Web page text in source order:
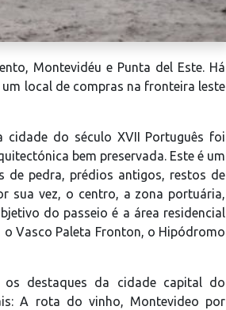
Montevidéu e Punta del Este. Há
local de compras na fronteira leste
cidade do século XVII Português foi
bem preservada. Este é um
de pedra, prédios antigos, restos de
sua vez, o centro, a zona portuária,
do passeio é a área residencial
o Vasco Paleta Fronton, o Hipódromo
os destaques da cidade capital do
A rota do vinho, Montevideo por